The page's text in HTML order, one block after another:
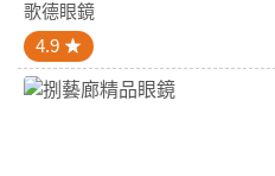
歌德眼鏡
4.9